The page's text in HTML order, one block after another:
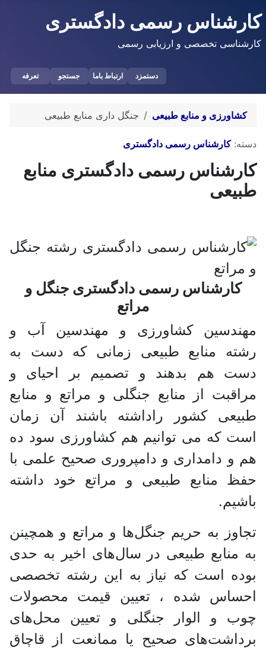
کارشناس رسمی دادگستری
کارشناسی تخصصی و ارزیابی رسمی
دستمزد ارتباط باما جستجو تعرفه
کشاورزی و منابع طبیعی جنگل داری منابع طبیعی
توضیحات
دسته:کارشناس رسمی دادگستری
کارشناس رسمی دادگستری منابع
طبیعی
کارشناس رسمی دادگستری جنگل و
مراتع
مهندسین کشاورزی و مهندسین آب و
رشته منابع طبیعی زمانی که دست به
دست هم بدهند و تصمیم بر احیای و
مراقبت از منابع جنگلی و مراتع و منابع
طبیعی کشور راداشته باشند آن زمان
است که می ‌توانیم هم کشاورزی سود ده
هم و دامداری و دامپروری صحیح علمی با
حفظ منابع طبیعی و مراتع‌ خود داشته
باشیم.
تجاوز به حریم جنگل‌‌ها و مراتع و همچینن
به منابع طبیعی در سال‌های اخیر به حدی
بوده است که نیاز به این رشته تخصصی
احساس شده ، تعیین قیمت محصولات
چوب و الوار جنگلی و تعیین محل‌های
برداشت‌های صحیح یا ممانعت از قاچاق